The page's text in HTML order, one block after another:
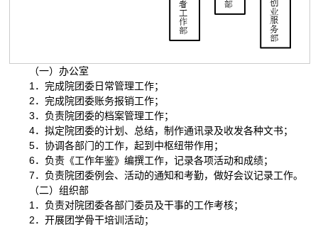
（一）办公室
1．完成院团委日常管理工作；
2．完成院团委账务报销工作；
3．负责院团委的档案管理工作；
4．拟定院团委的计划、总结，制作通讯录及收发各种文书；
5．协调各部门的工作，起到中枢纽带作用；
6．负责《工作年鉴》编撰工作，记录各项活动和成绩；
7．负责院团委例会、活动的通知和考勤，做好会议记录工作。
（二）组织部
1．负责对院团委各部门委员及干事的工作考核；
2．开展团学骨干培训活动；